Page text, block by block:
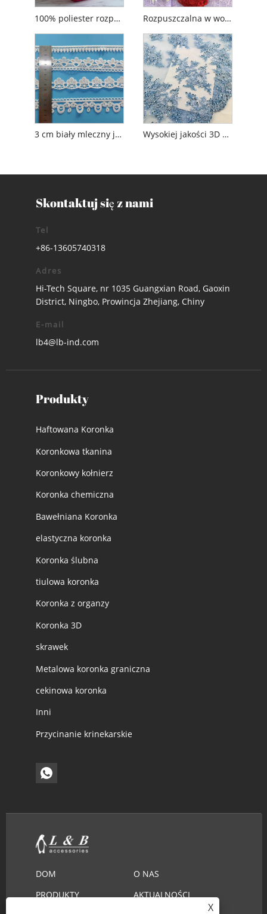
100% poliester rozpuszczalna w wodzie francuskie kolory haftowana gipiurowa koronka Rozpuszczalna w wodzie chemiczna poliestrowa koronka
3 cm biały mleczny jedwab, rozpuszczalna w wodzie poliestrowa haftowana koronka Wysokiej jakości 3D kwiatowy z koraliki haft haftowy z koronki
Skontaktuj się z nami
Tel
+86-13605740318
Adres
Hi-Tech Square, nr 1035 Guangxian Road, Gaoxin
District, Ningbo, Prowincja Zhejiang, Chiny
E-mail
lb4@lb-ind.com
Produkty
Haftowana Koronka
Koronkowa tkanina
Koronkowy kołnierz
Koronka chemiczna
Bawełniana Koronka
elastyczna koronka
Koronka ślubna
tiulowa koronka
Koronka z organzy
Koronka 3D
skrawek
Metalowa koronka graniczna
cekinowa koronka
Inni
Przycinanie krinekarskie
DOM
O NAS
PRODUKTY
AKTUALNOŚCI
X